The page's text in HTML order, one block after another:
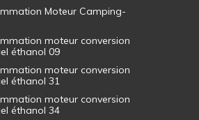
Moteur Camping-
moteur conversion
éthanol 09
moteur conversion
éthanol 31
moteur conversion
éthanol 34